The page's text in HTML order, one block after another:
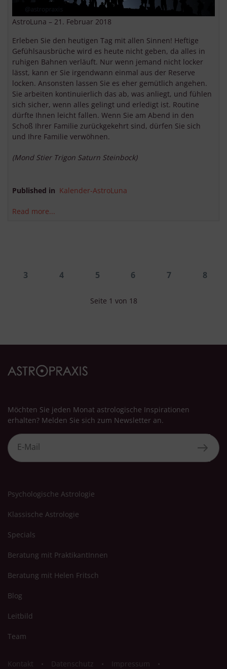
AstroLuna – 21. Februar 2018
Erleben Sie den heutigen Tag mit allen Sinnen! Heftige
Gefühlsausbrüche wird es heute nicht geben, da alles in
ruhigen Bahnen verläuft. Nur wenn jemand nicht locker
lässt, kann er Sie irgendwann einmal aus der Reserve
locken. Ansonsten lassen Sie es eher gemütlich angehen.
Sie arbeiten kontinuierlich das ab, was anliegt, und fühlen
sich sicher, wenn alles gelingt und erledigt ist. Routine
dürfte Ihnen leicht fallen. Wenn Sie am Abend in den
Schoß Ihrer Familie zurückgekehrt sind, dürfen Sie sich
und Ihre Familie verwöhnen.
(Mond Stier Trigon Saturn Steinbock)
Published in Kalender-AstroLuna
Read more...
3 4 5 6 7 8
Seite 1 von 18
Möchten Sie jeden Monat astrologische Inspirationen
erhalten? Melden Sie sich zum Newsletter an.
Psychologische Astrologie
Klassische Astrologie
Specials
Beratung mit PraktikantInnen
Beratung mit Helen Fritsch
Blog
Leitbild
Team
Kontakt Datenschutz Impressum